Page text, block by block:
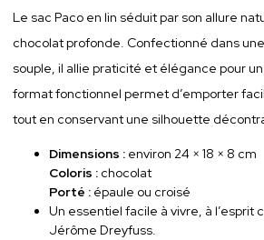
Le sac Paco en lin séduit par son allure
chocolat profonde. Confectionné dans
souple, il allie praticité et élégance pour
format fonctionnel permet d’emporter
tout en conservant une silhouette
Dimensions : environ 24 × 18 × 8 cm
Coloris : chocolat
Porté : épaule ou croisé
Un essentiel facile à vivre, à l’esprit
Jérôme Dreyfuss.